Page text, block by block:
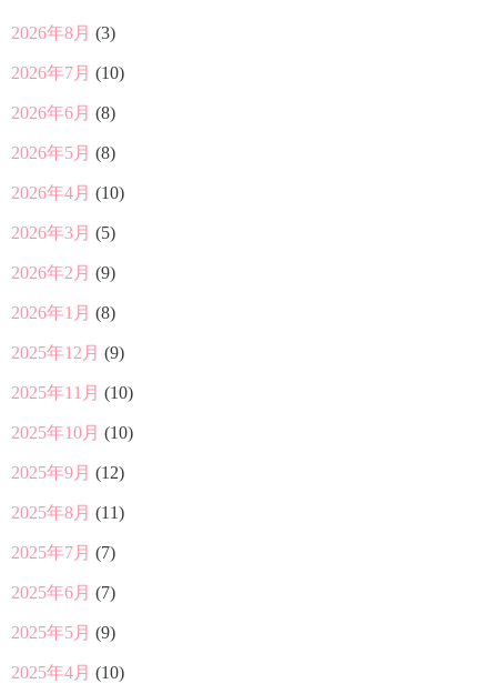
2026年8月 (3)
2026年7月 (10)
2026年6月 (8)
2026年5月 (8)
2026年4月 (10)
2026年3月 (5)
2026年2月 (9)
2026年1月 (8)
2025年12月 (9)
2025年11月 (10)
2025年10月 (10)
2025年9月 (12)
2025年8月 (11)
2025年7月 (7)
2025年6月 (7)
2025年5月 (9)
2025年4月 (10)